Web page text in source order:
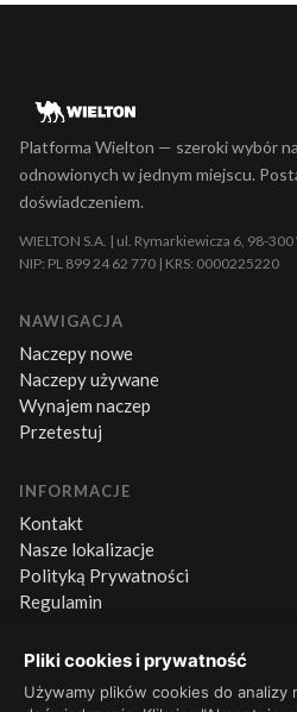
Pliki cookies i prywatność
Używamy plików cookies do analizy
Platforma Wielton — szeroki wybór
odnowionych w jednym miejscu.
doświadczeniem.
WIELTON S.A. | ul. Rymarkiewicza 6, 98-
NIP: PL 899 24 62 770 | KRS: 0000225220
NAWIGACJA
Naczepy nowe
Naczepy używane
Wynajem naczep
Przetestuj
INFORMACJE
Kontakt
Nasze lokalizacje
Polityką Prywatności
Regulamin
KONTAKT
+48 660 500 600